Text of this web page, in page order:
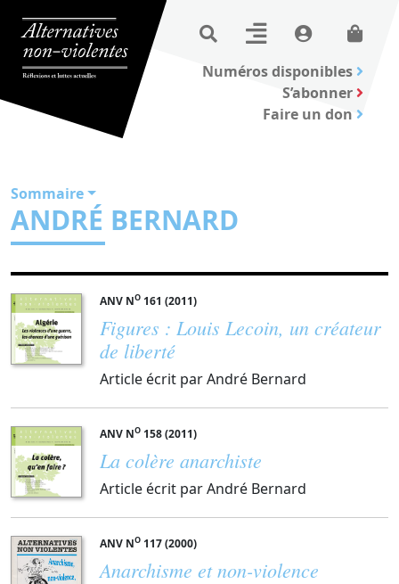
Numéros disponibles
S’abonner
Faire un don
Sommaire
ANDRÉ BERNARD
ANV NO 161 (2011)
Figures : Louis Lecoin, un créateur
de liberté
Article écrit par André Bernard
ANV NO 158 (2011)
La colère anarchiste
Article écrit par André Bernard
ANV NO 117 (2000)
Anarchisme et non-violence